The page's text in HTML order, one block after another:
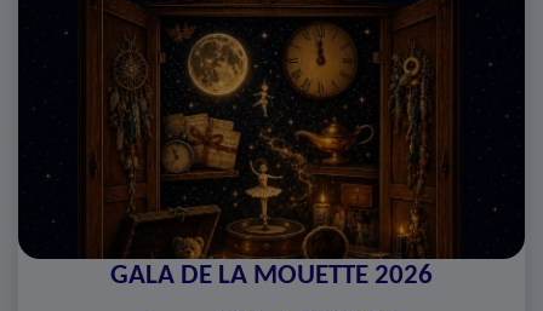
GALA DE LA MOUETTE 2026